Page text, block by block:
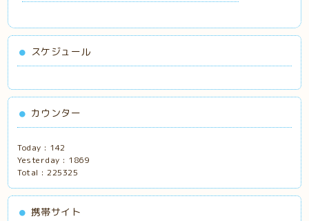
スケジュール
カウンター
Today : 142
Yesterday : 1869
Total :225325
携帯サイト